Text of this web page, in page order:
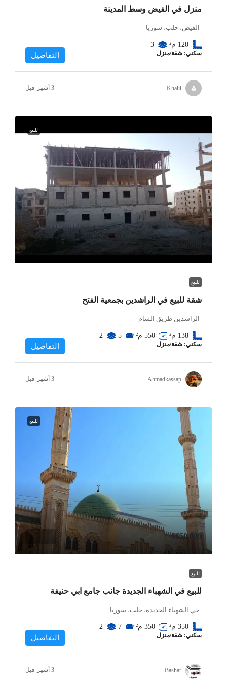
منزل في الفيض وسط المدينة
الفيض، حلب، سوريا
120 م² 3
سكني: شقة/منزل التفاصيل
Khalil
للبيع
للبيع
شقة للبيع في الراشدين بجمعية الفتح
الراشدين طريق الشام
138 م² 550 م² 5
2
سكني: شقة/منزل التفاصيل
Ahmadkassap
للبيع
$650,000
للبيع
للبيع في الشهباء الجديدة جانب جامع ابي حنيفة
حي الشهباء الجديده، حلب، سوريا
350 م² 350 م² 7
2
سكني: شقة/منزل التفاصيل
Bashar